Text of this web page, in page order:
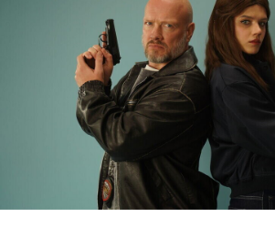
Хоррор Луи Летерье
«Иллюзия обмана») с
завязкой — таинственная
потусторонняя сила
дает семейной паре
«Секретного агента» и
«Прошлых жизней») и их
выйти из своего дома, а на